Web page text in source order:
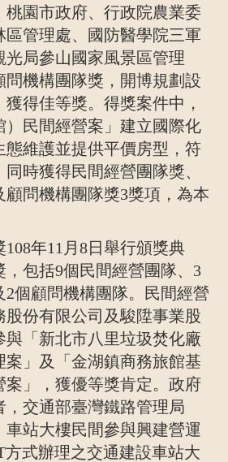
桃園市政府、行政院農業委
區管理處、國防醫學院三軍
局參山國家風景區管理
問機構團隊獎，開博規劃設
得佳等獎。得獎案件中，
）民間經營案」建立國際化
態維護並提供平價房型，符
時獲得民間經營團隊獎、
顧問機構團隊獎3獎項，為本
108年11 月 8日舉行頒獎典
，包括9個民間經營團隊、 3
2個顧問機構團隊。民間經營
股份有限公司及駿陞事業股
與「新北市八里垃圾焚化廠
案」及「金湖鎮商務旅館基
案」，獲優等獎肯定。政府
，交通部臺灣鐵路管理局
車站大樓民間參與興建營運
方式辦理之交通建設車站大